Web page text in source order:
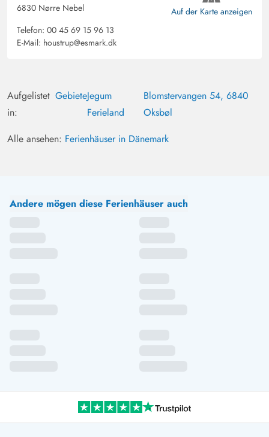
6830 Nørre Nebel
Telefon: 00 45 69 15 96 13
E-Mail: houstrup@esmark.dk
Auf der Karte anzeigen
Aufgelistet
in:
GebieteJegum
Ferieland
Blomstervangen 54, 6840
Oksbøl
Alle ansehen: Ferienhäuser in Dänemark
Andere mögen diese Ferienhäuser auch